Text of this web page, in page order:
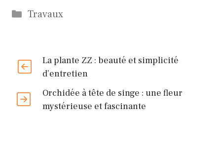
Catégories
Travaux
La plante ZZ : beauté et simplicité
d’entretien
Orchidée à tête de singe : une fleur
mystérieuse et fascinante